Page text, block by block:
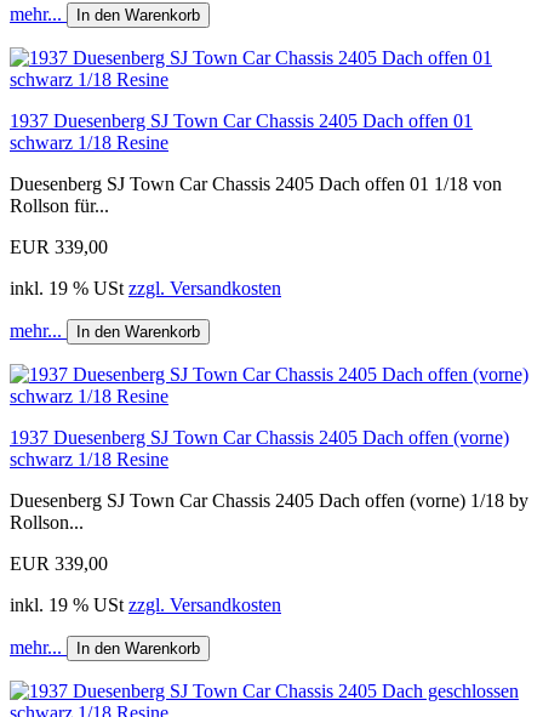
mehr... In den Warenkorb
1937 Duesenberg SJ Town Car Chassis 2405 Dach offen 01
schwarz 1/18 Resine
Duesenberg SJ Town Car Chassis 2405 Dach offen 01 1/18 von
Rollson für...
EUR 339,00
inkl. 19 % USt zzgl. Versandkosten
mehr... In den Warenkorb
1937 Duesenberg SJ Town Car Chassis 2405 Dach offen (vorne)
schwarz 1/18 Resine
Duesenberg SJ Town Car Chassis 2405 Dach offen (vorne) 1/18 by
Rollson...
EUR 339,00
inkl. 19 % USt zzgl. Versandkosten
mehr... In den Warenkorb